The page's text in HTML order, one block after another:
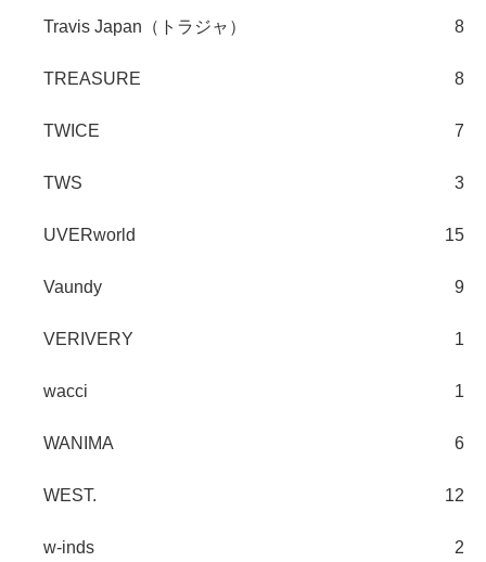
Travis Japan（トラジャ） 8
TREASURE 8
TWICE 7
TWS 3
UVERworld 15
Vaundy 9
VERIVERY 1
wacci 1
WANIMA 6
WEST. 12
w-inds 2